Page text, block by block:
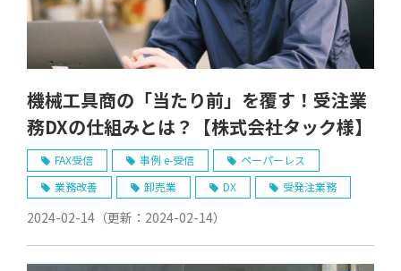
機械工具商の「当たり前」を覆す！受注業
務DXの仕組みとは？【株式会社タック様】
FAX受信 事例 e-受信
ペーパーレス
業務改善
卸売業 DX 受発注業務
2024-02-14 （更新： 2024-02-14）